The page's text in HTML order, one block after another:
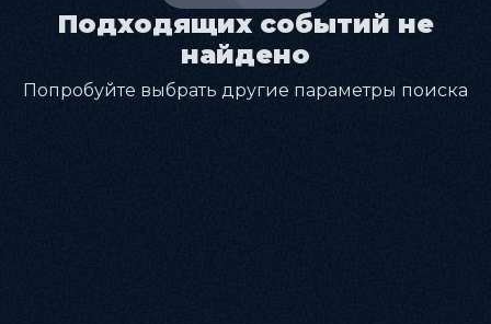
Подходящих событий не
найдено
Попробуйте выбрать другие параметры поиска